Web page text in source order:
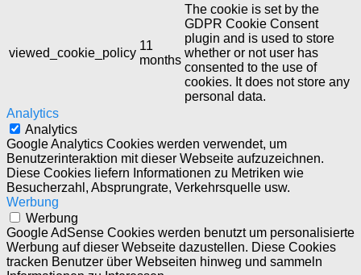
viewed_cookie_policy
11
months
The cookie is set by the
GDPR Cookie Consent
plugin and is used to store
whether or not user has
consented to the use of
cookies. It does not store any
personal data.
Analytics
Analytics
Google Analytics Cookies werden verwendet, um
Benutzerinteraktion mit dieser Webseite aufzuzeichnen.
Diese Cookies liefern Informationen zu Metriken wie
Besucherzahl, Absprungrate, Verkehrsquelle usw.
Werbung
Werbung
Google AdSense Cookies werden benutzt um personalisierte
Werbung auf dieser Webseite dazustellen. Diese Cookies
tracken Benutzer über Webseiten hinweg und sammeln